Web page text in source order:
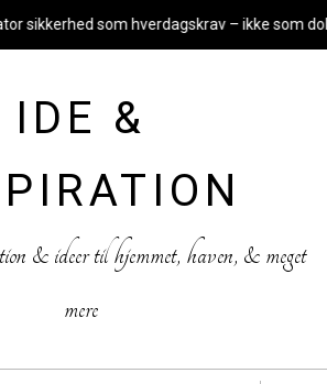
sikkerhed som hverdagskrav – ikke som
IDE &
& ideer til hjemmet, haven, & meget
mere